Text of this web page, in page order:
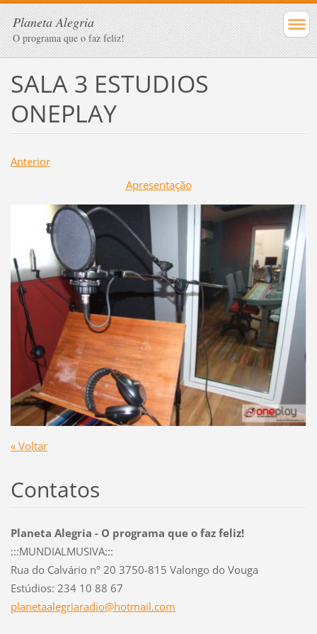
Planeta Alegria
O programa que o faz feliz!
SALA 3 ESTUDIOS
ONEPLAY
Anterior
Apresentação
« Voltar
Contatos
Planeta Alegria - O programa que o faz feliz!
:::MUNDIALMUSIVA:::
Rua do Calvário nº 20 3750-815 Valongo do Vouga
Estúdios: 234 10 88 67
planetaalegriaradio@hotmail.com